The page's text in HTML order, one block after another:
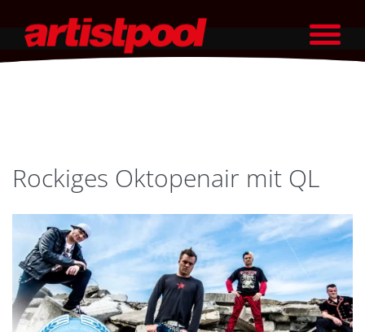
Rockiges Oktopenair mit QL